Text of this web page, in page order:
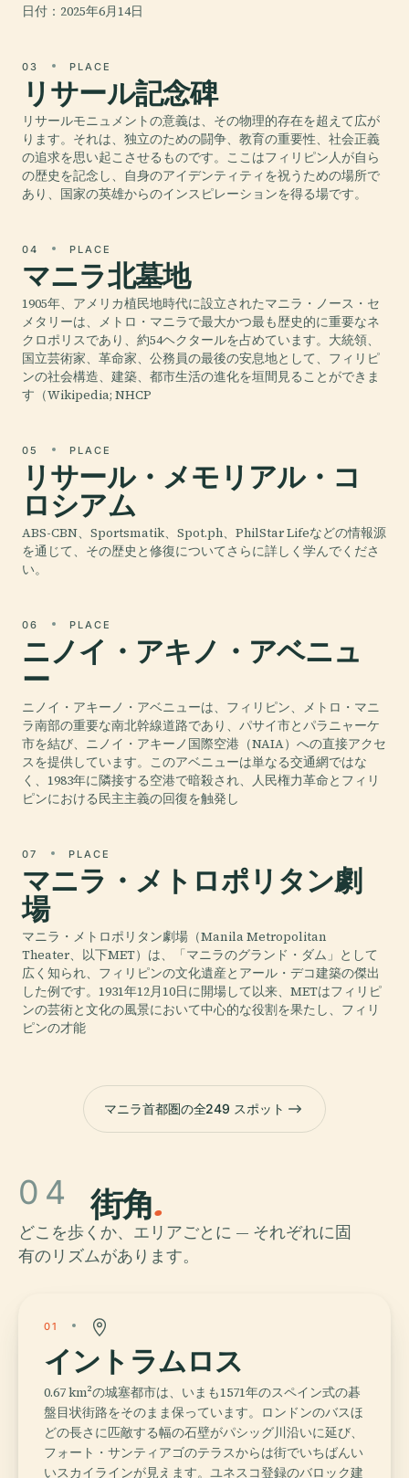
日付：2025年6月14日
03 PLACE
リサール記念碑
リサールモニュメントの意義は、その物理的存在を超えて広が
ります。それは、独立のための闘争、教育の重要性、社会正義
の追求を思い起こさせるものです。ここはフィリピン人が自ら
の歴史を記念し、自身のアイデンティティを祝うための場所で
あり、国家の英雄からのインスピレーションを得る場です。
04 PLACE
マニラ北墓地
1905年、アメリカ植民地時代に設立されたマニラ・ノース・セ
メタリーは、メトロ・マニラで最大かつ最も歴史的に重要なネ
クロポリスであり、約54ヘクタールを占めています。大統領、
国立芸術家、革命家、公務員の最後の安息地として、フィリピ
ンの社会構造、建築、都市生活の進化を垣間見ることができま
す（Wikipedia; NHCP
05 PLACE
リサール・メモリアル・コ
ロシアム
ABS-CBN、Sportsmatik、Spot.ph、PhilStar Lifeなどの情報源
を通じて、その歴史と修復についてさらに詳しく学んでくださ
い。
06 PLACE
ニノイ・アキノ・アベニュ
ー
ニノイ・アキーノ・アベニューは、フィリピン、メトロ・マニ
ラ南部の重要な南北幹線道路であり、パサイ市とパラニャーケ
市を結び、ニノイ・アキーノ国際空港（NAIA）への直接アクセ
スを提供しています。このアベニューは単なる交通網ではな
く、1983年に隣接する空港で暗殺され、人民権力革命とフィリ
ピンにおける民主主義の回復を触発し
07 PLACE
マニラ・メトロポリタン劇
場
マニラ・メトロポリタン劇場（Manila Metropolitan
Theater、以下MET）は、「マニラのグランド・ダム」として
広く知られ、フィリピンの文化遺産とアール・デコ建築の傑出
した例です。1931年12月10日に開場して以来、METはフィリピ
ンの芸術と文化の風景において中心的な役割を果たし、フィリ
ピンの才能
マニラ首都圏の全249 スポット
04 街角.
どこを歩くか、エリアごとに — それぞれに固
有のリズムがあります。
01
イントラムロス
0.67 km²の城塞都市は、いまも1571年のスペイン式の碁
盤目状街路をそのまま保っています。ロンドンのバスほ
どの長さに匹敵する幅の石壁がパシッグ川沿いに延び、
フォート・サンティアゴのテラスからは街でいちばんい
いスカイラインが見えます。ユネスコ登録のバロック建